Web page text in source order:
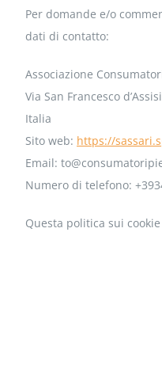
Per domande e/o
dati di contatto:
Associazione Consumatori
Via San Francesco
Italia
Sito web: https://
Email: to@
Numero di telefono:
Questa politica sui